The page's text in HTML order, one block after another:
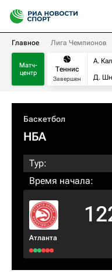
Главное Лига Чемпионов
Матч-
центр
Теннис
Завершен
А.
Д.
Баскетбол
НБА
Тур:
Время начала:
Атланта